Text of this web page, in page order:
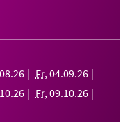
08.26 Fr, 04.09.26
10.26 Fr, 09.10.26